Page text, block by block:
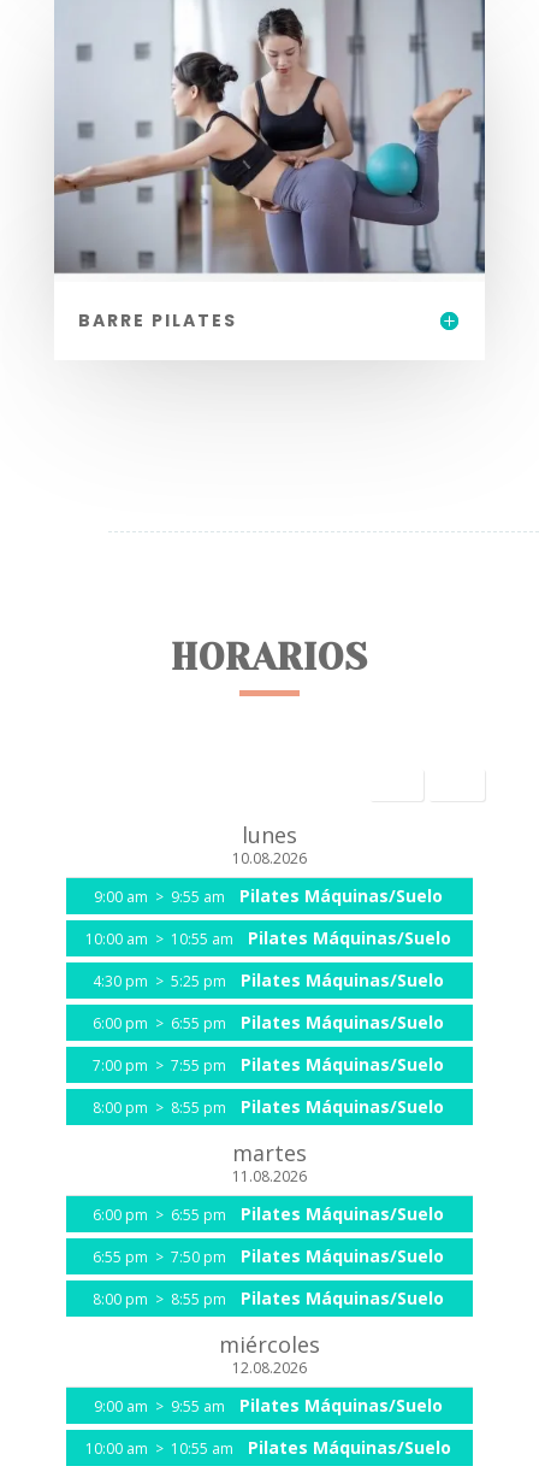
BARRE PILATES
HORARIOS
lunes
10.08.2026
9:00 am > 9:55 am Pilates Máquinas/Suelo
10:00 am > 10:55 am Pilates Máquinas/Suelo
4:30 pm > 5:25 pm Pilates Máquinas/Suelo
6:00 pm > 6:55 pm Pilates Máquinas/Suelo
7:00 pm > 7:55 pm Pilates Máquinas/Suelo
8:00 pm > 8:55 pm Pilates Máquinas/Suelo
martes
11.08.2026
6:00 pm > 6:55 pm Pilates Máquinas/Suelo
6:55 pm > 7:50 pm Pilates Máquinas/Suelo
8:00 pm > 8:55 pm Pilates Máquinas/Suelo
miércoles
12.08.2026
9:00 am > 9:55 am Pilates Máquinas/Suelo
10:00 am > 10:55 am Pilates Máquinas/Suelo